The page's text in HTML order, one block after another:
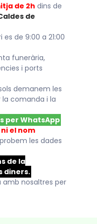
de 2h dins de
de
de 9:00 a 21:00
funerària,
i ports
demanem les
la comanda i la
per WhatsApp
el nom
les dades
de la
diners.
nosaltres per